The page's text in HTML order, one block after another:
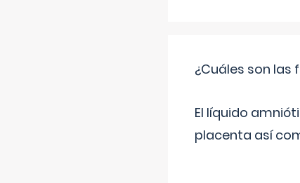
¿Cuáles son
El líquido
placenta así